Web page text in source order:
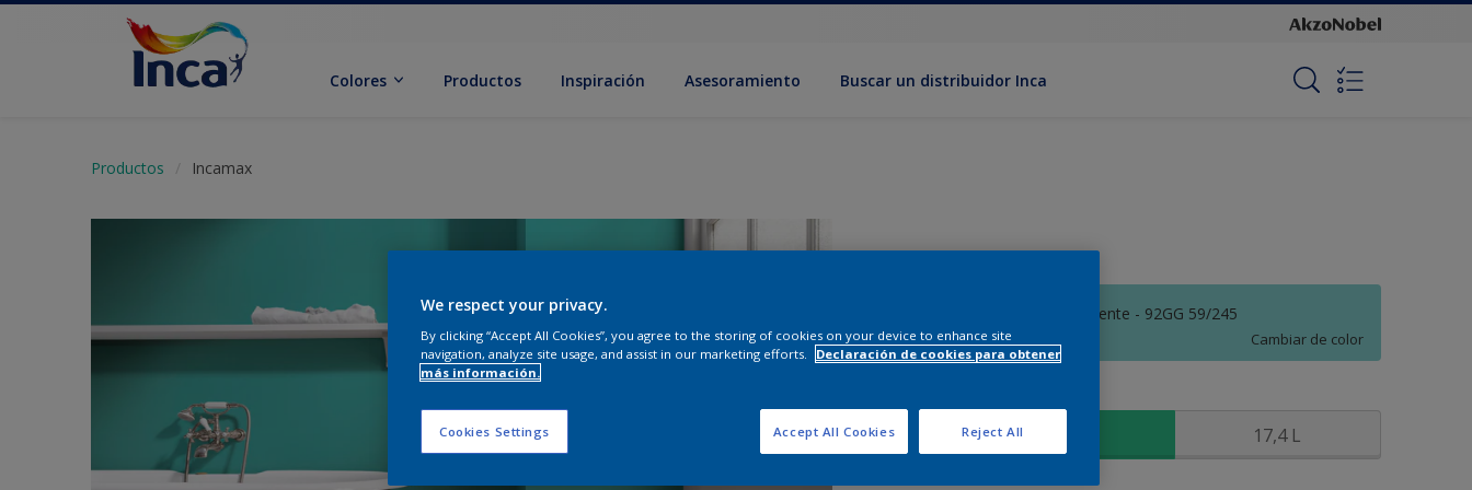
Colores Productos Inspiración Asesoramiento Buscar un distribuidor Inca
Productos Incamax
Celeste Floreciente - 92GG 59/245
Cambiar de color
17,4 L
We respect your privacy.
By clicking “Accept All Cookies”, you agree to the storing of cookies on your device to enhance site
navigation, analyze site usage, and assist in our marketing efforts.
Declaración de cookies para obtener
más información.
Cookies Settings Reject All
Accept All Cookies